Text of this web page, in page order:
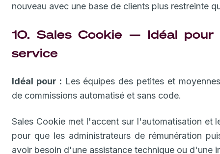
nouveau avec une base de clients plus restreinte
10. Sales Cookie — Idéal
service
Idéal pour : Les équipes des petites et
de commissions automatisé et sans code.
Sales Cookie met l'accent sur l'automatisation et
pour que les administrateurs de rémunération
avoir besoin d'une assistance technique ou d'une